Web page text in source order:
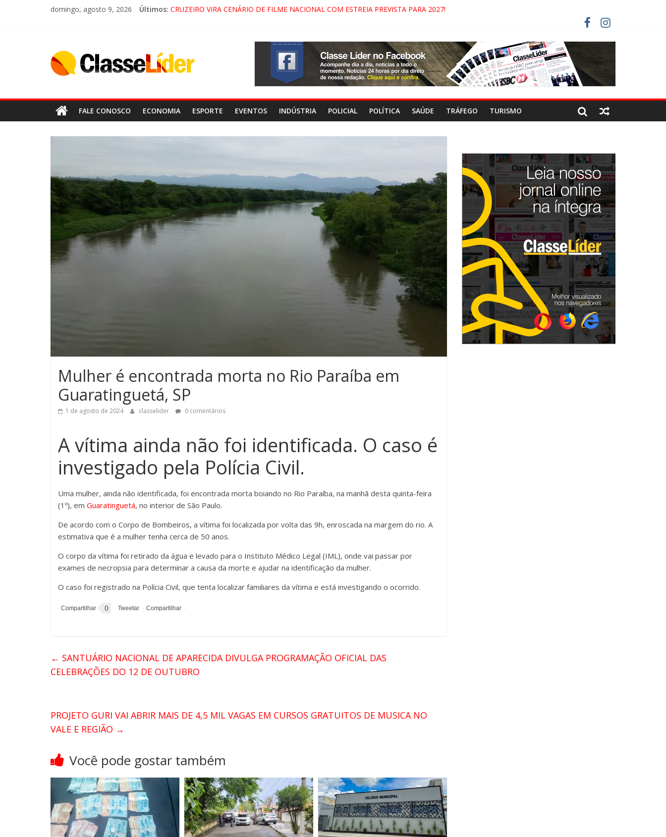
domingo, agosto 9, 2026 Últimos: CRUZEIRO VIRA CENÁRIO DE FILME NACIONAL COM ESTREIA PREVISTA PARA 2027!
ACESSO À APARECIDA NA DUTRA SERÁ BLOQUEADO NO FIM DE SEMANA; MOTORISTAS DEVEM USAR ROTAS ALTERNATIVAS
LORENA, PINDAMONHANGABA E QUELUZ NA RETA FINAL PELA FÁBRICA DA COCA-COLA!
FALE CONOSCO ECONOMIA ESPORTE EVENTOS INDÚSTRIA POLICIAL POLÍTICA SAÚDE TRÁFEGO TURISMO
Mulher é encontrada morta no Rio Paraíba em
Guaratinguetá, SP
1 de agosto de 2024 classelider 0 comentários
A vítima ainda não foi identificada. O caso é
investigado pela Polícia Civil.
Uma mulher, ainda não identificada, foi encontrada morta boiando no Rio Paraíba, na manhã desta quinta-feira
(1º), em Guaratinguetá, no interior de São Paulo.
De acordo com o Corpo de Bombeiros, a vítima foi localizada por volta das 9h, enroscada na margem do rio. A
estimativa que é a mulher tenha cerca de 50 anos.
O corpo da vítima foi retirado da água e levado para o Instituto Médico Legal (IML), onde vai passar por
exames de necropsia para determinar a causa da morte e ajudar na identificação da mulher.
O caso foi registrado na Polícia Civil, que tenta localizar familiares da vítima e está investigando o ocorrido.
0
← SANTUÁRIO NACIONAL DE APARECIDA DIVULGA PROGRAMAÇÃO OFICIAL DAS
CELEBRAÇÕES DO 12 DE OUTUBRO
PROJETO GURI VAI ABRIR MAIS DE 4,5 MIL VAGAS EM CURSOS GRATUITOS DE MUSICA NO
VALE E REGIÃO →
Você pode gostar também